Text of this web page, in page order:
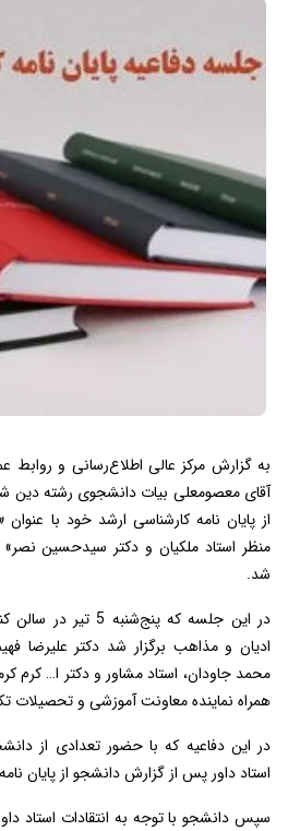
به گزارش مرکز عالی اطلاع‌رسانی و روابط
آقای معصومعلی بیات دانشجوی رشته دین
از پایان نامه کارشناسی ارشد خود با عنوان «
منظر استاد ملکیان و دکتر سیدحسین نصر»
شد.
در این جلسه که
ادیان و مذاهب برگزار شد دکتر علیرضا
محمد جاودان، استاد مشاور و دکتر ا… کرم
همراه نماینده معاونت آموزشی و تحصیلات
در این دفاعیه که با حضور تعدادی از
استاد داور پس از گزارش دانشجو از پایان
سپس دانشجو با توجه به انتقادات استاد